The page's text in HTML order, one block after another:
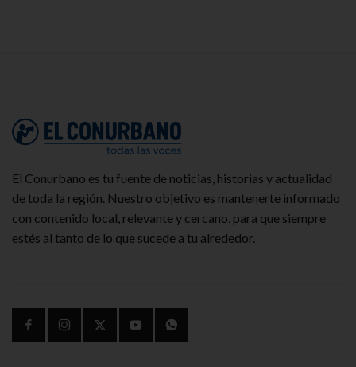
El Conurbano es tu fuente de noticias, historias y actualidad
de toda la región. Nuestro objetivo es mantenerte informado
con contenido local, relevante y cercano, para que siempre
estés al tanto de lo que sucede a tu alrededor.